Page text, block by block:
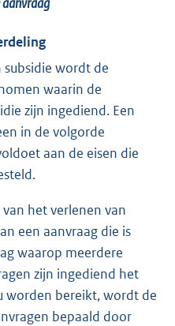
subsidie wordt de
waarin de
zijn ingediend. Een
in de volgorde
aan de eisen die
het verlenen van
een aanvraag die is
waarop meerdere
zijn ingediend het
worden bereikt, wordt de
bepaald door